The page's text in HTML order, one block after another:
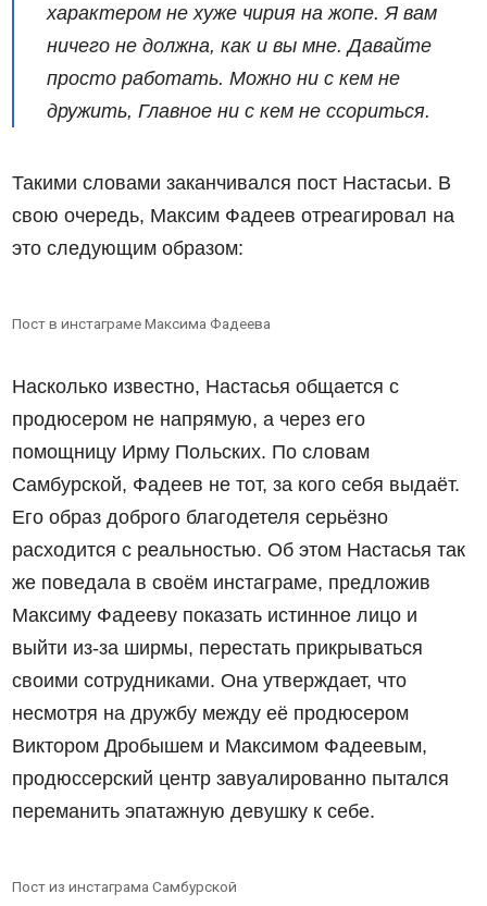
характером не хуже чирия на жопе. Я вам
ничего не должна, как и вы мне. Давайте
просто работать. Можно ни с кем не
дружить, Главное ни с кем не ссориться.
Такими словами заканчивался пост Настасьи. В
свою очередь, Максим Фадеев отреагировал на
это следующим образом:
Пост в инстаграме Максима Фадеева
Насколько известно, Настасья общается с
продюсером не напрямую, а через его
помощницу Ирму Польских. По словам
Самбурской, Фадеев не тот, за кого себя выдаёт.
Его образ доброго благодетеля серьёзно
расходится с реальностью. Об этом Настасья так
же поведала в своём инстаграме, предложив
Максиму Фадееву показать истинное лицо и
выйти из-за ширмы, перестать прикрываться
своими сотрудниками. Она утверждает, что
несмотря на дружбу между её продюсером
Виктором Дробышем и Максимом Фадеевым,
продюссерский центр завуалированно пытался
переманить эпатажную девушку к себе.
Пост из инстаграма Самбурской